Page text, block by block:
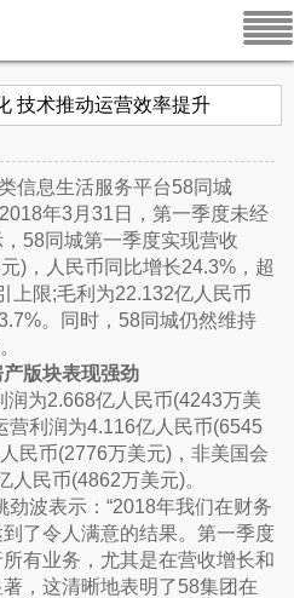
技术推动运营效率提升
信息生活服务平台58同城
年3月31日，第一季度未经
58同城第一季度实现营收
)，人民币同比增长24.3%，超
上限;毛利为22.132亿人民币
。同时，58同城仍然维持
版块表现强劲
润为2.668亿人民币(4243万美
营利润为4.116亿人民币(6545
民币(2776万美元)，非美国会
民币(4862万美元)。
波表示：“2018年我们在财务
了令人满意的结果。第一季度
有业务，尤其是在营收增长和
，这清晰地表明了58集团在